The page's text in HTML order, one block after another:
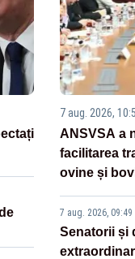
7 aug. 2026,
ANSVSA a
facilitarea
ovine și
7 aug. 2026, 09:49
Senatorii și